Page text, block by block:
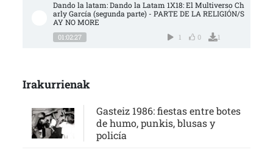
Dando la latam: Dando la Latam 1X18: El Multiverso Ch
arly García (segunda parte) - PARTE DE LA RELIGIÓN/S
AY NO MORE
01:02:27 1 0 1
Irakurrienak
Gasteiz 1986: fiestas entre botes
de humo, punkis, blusas y
policía